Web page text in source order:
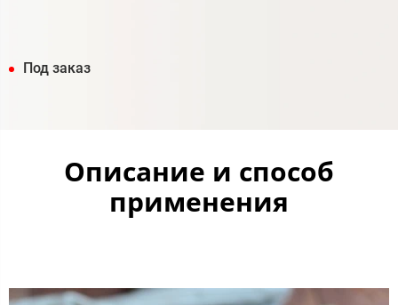
Под заказ
Описание и способ
применения